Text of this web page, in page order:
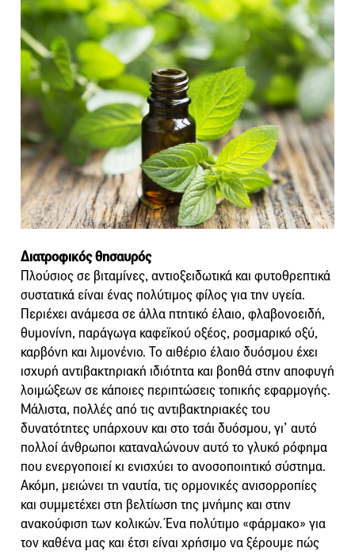
Διατροφικός θησαυρός
Πλούσιος σε βιταμίνες, αντιοξειδωτικά και φυτοθρεπτικά
συστατικά είναι ένας πολύτιμος φίλος για την υγεία.
Περιέχει ανάμεσα σε άλλα πτητικό έλαιο, φλαβονοειδή,
θυμονίνη, παράγωγα καφεϊκού οξέος, ροσμαρικό οξύ,
καρβόνη και λιμονένιο. Το αιθέριο έλαιο δυόσμου έχει
ισχυρή αντιβακτηριακή ιδιότητα και βοηθά στην αποφυγή
λοιμώξεων σε κάποιες περιπτώσεις τοπικής εφαρμογής.
Μάλιστα, πολλές από τις αντιβακτηριακές του
δυνατότητες υπάρχουν και στο τσάι δυόσμου, γι’ αυτό
πολλοί άνθρωποι καταναλώνουν αυτό το γλυκό ρόφημα
που ενεργοποιεί κι ενισχύει το ανοσοποιητικό σύστημα.
Ακόμη, μειώνει τη ναυτία, τις ορμονικές ανισορροπίες
και συμμετέχει στη βελτίωση της μνήμης και στην
ανακούφιση των κολικών. Ένα πολύτιμο «φάρμακο» για
τον καθένα μας και έτσι είναι χρήσιμο να ξέρουμε πώς